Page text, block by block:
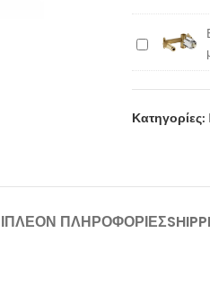
Εσωτερικό
μπαταρίας
Κατηγορίες:
ΠΛΗΡΟΦΟΡΊΕΣ